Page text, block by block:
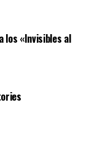
los «Invisibles al